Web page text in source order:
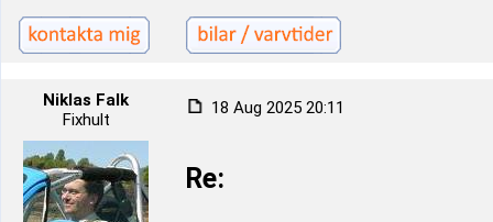
Niklas Falk
Fixhult
18 Aug 2025 20:11
Re: